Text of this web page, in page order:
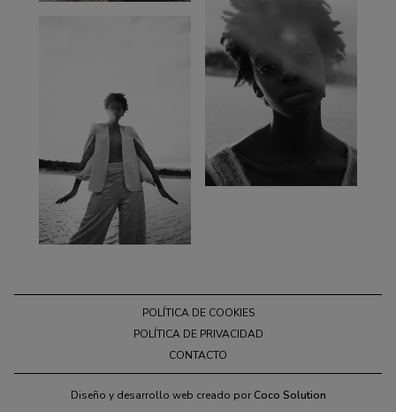
POLÍTICA DE COOKIES
POLÍTICA DE PRIVACIDAD
CONTACTO
Diseño y desarrollo web creado por Coco Solution